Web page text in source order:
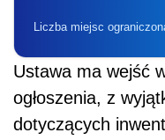
Liczba miejsc
Ustawa ma wejść
ogłoszenia, z
dotyczących